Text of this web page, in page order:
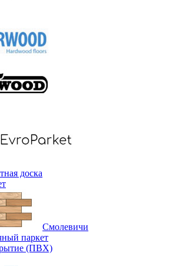
доска
Смолевичи
паркет
(ПВХ)